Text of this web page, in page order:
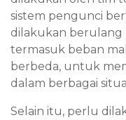
sistem pengunci
dilakukan berulang
termasuk beban
berbeda, untuk
dalam berbagai
Selain itu, perlu